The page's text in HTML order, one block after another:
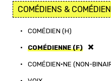
• COMÉDIEN (H)
• COMÉDIENNE (F)
• COMÉDIEN·NE (NON-